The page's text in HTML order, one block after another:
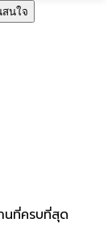
สนใจ
นที่ครบที่สุด